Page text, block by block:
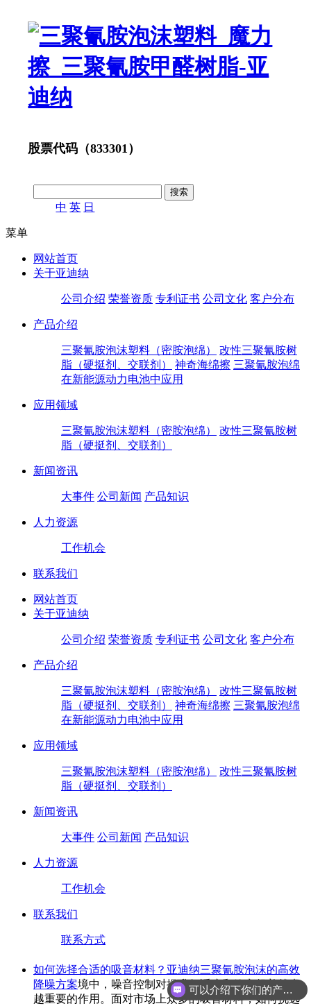
股票代码（833301）
中 英 日
菜单
网站首页
关于亚迪纳
公司介绍 荣誉资质 专利证书 公司文化 客户分布
产品介绍
三聚氰胺泡沫塑料（密胺泡绵）
改性三聚氰胺树
脂（硬挺剂、交联剂）
神奇海绵擦 三聚氰胺泡绵
在新能源动力电池中应用
应用领域
三聚氰胺泡沫塑料（密胺泡绵）
改性三聚氰胺树
脂（硬挺剂、交联剂）
新闻资讯
大事件 公司新闻 产品知识
人力资源
工作机会
联系我们
网站首页
关于亚迪纳
公司介绍 荣誉资质 专利证书 公司文化 客户分布
产品介绍
三聚氰胺泡沫塑料（密胺泡绵）
改性三聚氰胺树
脂（硬挺剂、交联剂）
神奇海绵擦 三聚氰胺泡绵
在新能源动力电池中应用
应用领域
三聚氰胺泡沫塑料（密胺泡绵）
改性三聚氰胺树
脂（硬挺剂、交联剂）
新闻资讯
大事件 公司新闻 产品知识
人力资源
工作机会
联系我们
联系方式
如何选择合适的吸音材料 ？亚迪纳三聚氰胺泡沫的高效
降噪方案境中，噪音控制对提升舒适度和效率起着越来
越重要的作用。面对市场上众多的吸音材料，如何挑选
可以介绍下你们的产品么